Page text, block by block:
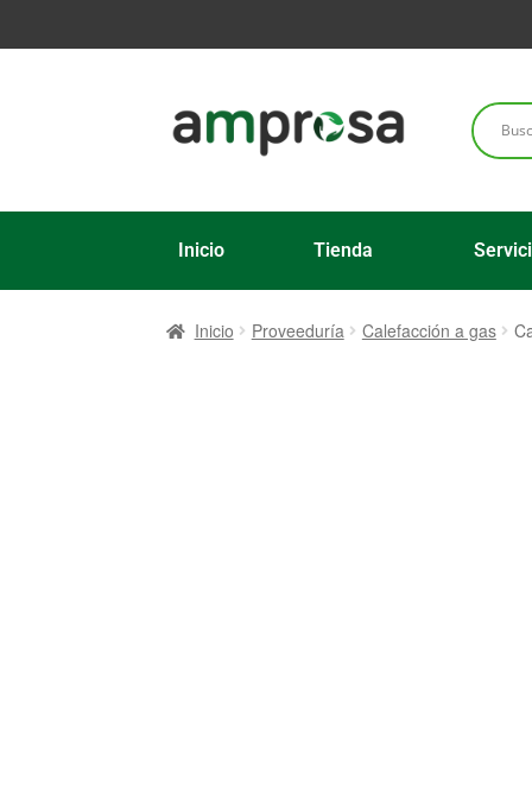
Inicio Tienda
Inicio Proveeduría Calefacción a gas